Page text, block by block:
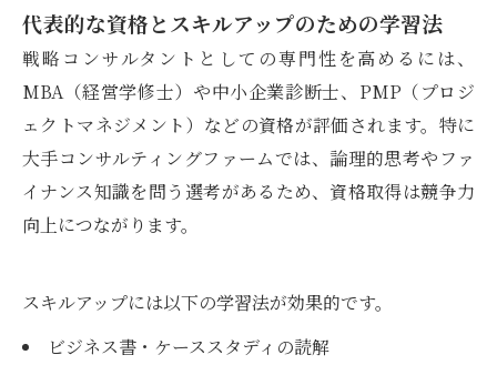
代表的な資格とスキルアップのための学習法
戦略コンサルタントとしての専門性を高めるには、
MBA（経営学修士）や中小企業診断士、PMP（プロジ
ェクトマネジメント）などの資格が評価されます。特に
大手コンサルティングファームでは、論理的思考やファ
イナンス知識を問う選考があるため、資格取得は競争力
向上につながります。
スキルアップには以下の学習法が効果的です。
ビジネス書・ケーススタディの読解